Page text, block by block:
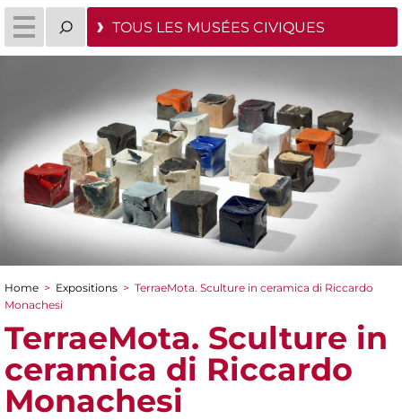
TOUS LES MUSÉES CIVIQUES
You are here
Home > Expositions > TerraeMota. Sculture in ceramica di Riccardo
Monachesi
TerraeMota. Sculture in
ceramica di Riccardo
Monachesi